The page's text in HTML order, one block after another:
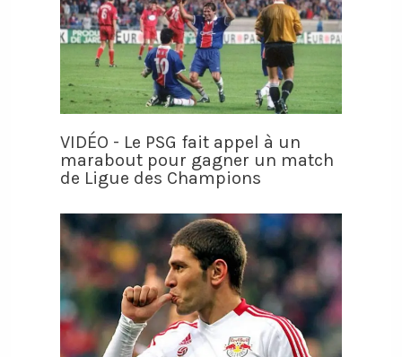
VIDÉO - Le PSG fait appel à un
marabout pour gagner un match
de Ligue des Champions